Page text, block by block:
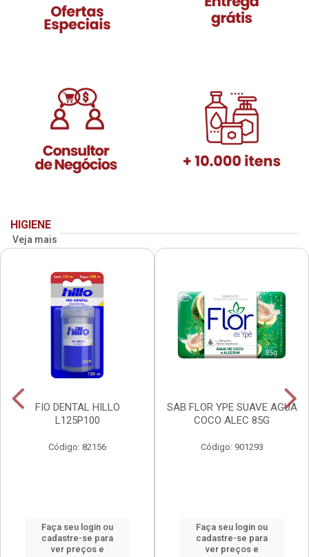
HIGIENE
Veja mais
FIO DENTAL HILLO
L125P100
Código: 82156
Faça seu login ou
cadastre-se para
ver preços e
SAB FLOR YPE SUAVE AGUA
COCO ALEC 85G
Código: 901293
Faça seu login ou
cadastre-se para
ver preços e